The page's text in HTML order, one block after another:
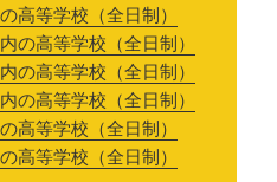
高等学校（全日制）
の高等学校（全日制）
の高等学校（全日制）
の高等学校（全日制）
高等学校（全日制）
高等学校（全日制）